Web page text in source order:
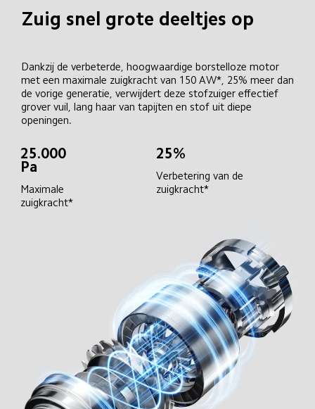
Zuig snel grote deeltjes op
Dankzij de verbeterde, hoogwaardige borstelloze motor
met een maximale zuigkracht van 150 AW*, 25% meer dan
de vorige generatie, verwijdert deze stofzuiger effectief
grover vuil, lang haar van tapijten en stof uit diepe
openingen.
25.000
Pa
Maximale
zuigkracht*
25%
Verbetering van de
zuigkracht*